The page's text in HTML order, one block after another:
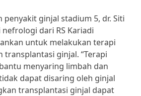
penyakit ginjal stadium 5, dr. Siti
dari RS Kariadi
untuk melakukan terapi
transplantasi ginjal. “Terapi
menyaring limbah dan
dapat disaring oleh ginjal
transplantasi ginjal dapat